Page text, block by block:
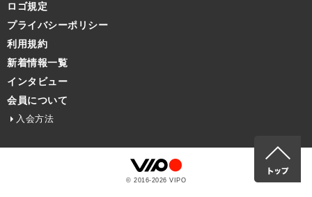
ロゴ規定
プライバシーポリシー
利用規約
新着情報一覧
インタビュー
会員について
入会方法
© 2016-2026 VIPO